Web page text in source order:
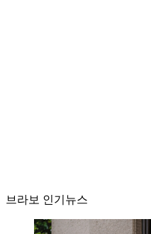
브라보 인기뉴스